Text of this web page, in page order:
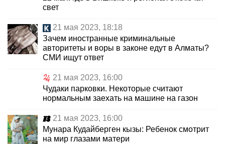
свет
21 мая 2023, 18:18
Зачем иностранные криминальные
авторитеты и воры в законе едут в Алматы?
СМИ ищут ответ
21 мая 2023, 16:00
Чудаки парковки. Некоторые считают
нормальным заехать на машине на газон
21 мая 2023, 16:00
Мунара Кудайберген кызы: Ребенок смотрит
на мир глазами матери